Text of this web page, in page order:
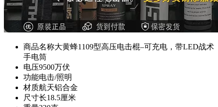
商品名称大黄蜂1109型高压电击棍–可充电，带LED战术
手电筒
电压9500万伏
功能电击/照明
材质航天铝合金
尺寸长18.5厘米